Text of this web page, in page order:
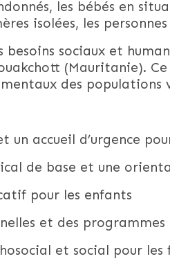
les bébés en
isolées, les
besoins sociaux et
(Mauritanie).
des populations
un accueil d’urgence
de base et une
pour les enfants
et des
et social pour